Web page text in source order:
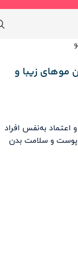
موهای زیبا و
اعتماد به‌نفس افراد
پوست و سلامت بدن